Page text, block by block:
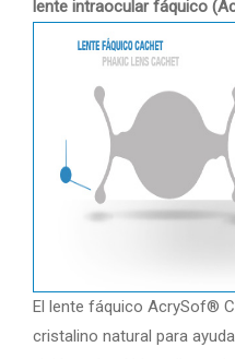
lente intraocular fáquico
El lente fáquico AcrySof®
cristalino natural para